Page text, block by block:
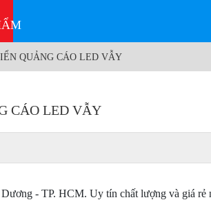
QUẢNG CÁO LED VẪY
CÁO LED VẪY
- TP. HCM. Uy tín chất lượng và giá